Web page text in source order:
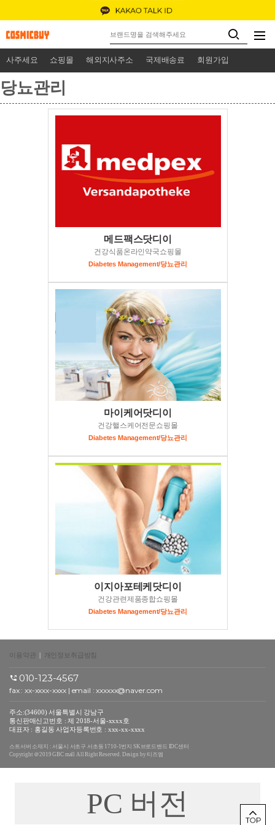
사주세요 쇼핑몰 해외지사주소 국제배송료 회원가입
당뇨관리
메드팩스닷디이
건강식품온라인약국쇼핑몰
Diabetes Management/당뇨관리
마이케어닷디이
건강핼스케어전문쇼핑몰
Diabetes Management/당뇨관리
이지아포테케닷디이
건강관련제품종합쇼핑몰
Diabetes Management/당뇨관리
이용약관 | 개인정보취급방침
010-123-4567
fax : xx-xxxx-xxxx | email : xxxxxx@naver.com
주소:(34600) 서울특별시 강남구
통신판매신고번호 : 제 2018-서울-xxxx호
대표자 : 홍길동 사업자등록번호 : xxx-xx-xxxx
스트서버 소재지 : 서울시 서초구 서초동 1710-1번지 SK브로드밴드 IDC센터
Copyright ＠2019 GBC mall All Right Reserved. Design by 티즈엠
PC 버전